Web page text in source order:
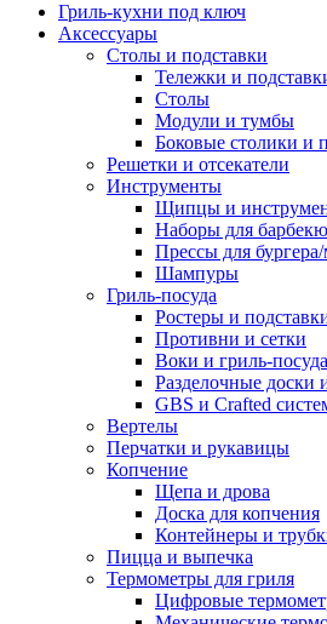
Гриль-кухни под ключ
Аксессуары
Столы и подставки
Тележки и
Столы
Модули и тумбы
Боковые столики и
Решетки и отсекатели
Инструменты
Щипцы и
Наборы для барбекю
Прессы для бургера/
Шампуры
Гриль-посуда
Ростеры и
Противни и сетки
Воки и гриль-посуда
Разделочные доски
GBS и Crafted
Вертелы
Перчатки и рукавицы
Копчение
Щепа и дрова
Доска для копчения
Контейнеры и
Пицца и выпечка
Термометры для гриля
Цифровые